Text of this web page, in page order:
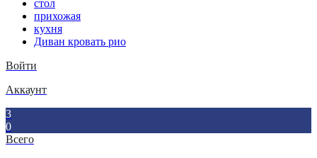
стол
прихожая
кухня
Диван кровать рио
Войти
Аккаунт
3
0
Всего